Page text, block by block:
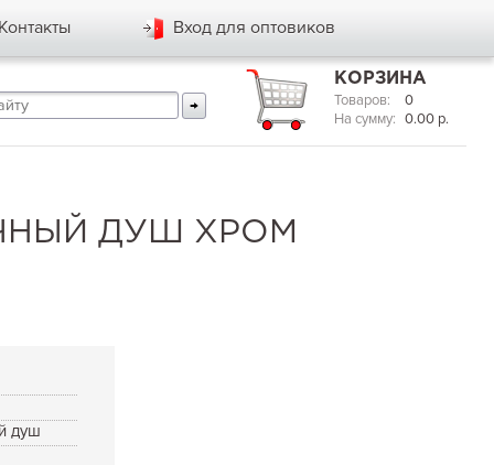
Вход для оптовиков
КОРЗИНА
Товаров:
0
На сумму: 0.00 р.
ДУШ ХРОМ
душ